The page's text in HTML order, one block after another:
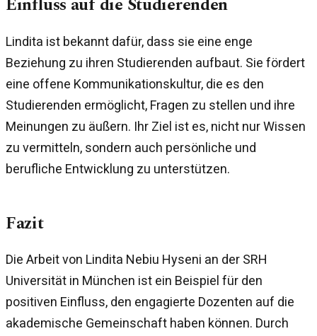
Einfluss auf die Studierenden
Lindita ist bekannt dafür, dass sie eine enge
Beziehung zu ihren Studierenden aufbaut. Sie fördert
eine offene Kommunikationskultur, die es den
Studierenden ermöglicht, Fragen zu stellen und ihre
Meinungen zu äußern. Ihr Ziel ist es, nicht nur Wissen
zu vermitteln, sondern auch persönliche und
berufliche Entwicklung zu unterstützen.
Fazit
Die Arbeit von Lindita Nebiu Hyseni an der SRH
Universität in München ist ein Beispiel für den
positiven Einfluss, den engagierte Dozenten auf die
akademische Gemeinschaft haben können. Durch